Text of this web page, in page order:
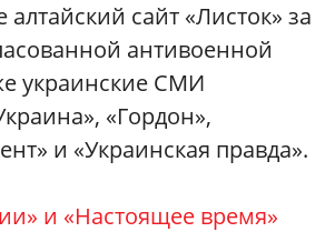
алтайский сайт «Листок» за
антивоенной
украинские СМИ
«Гордон»,
и «Украинская правда».
и «Настоящее время»